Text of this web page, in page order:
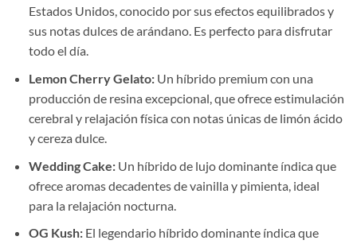
Estados Unidos, conocido por sus efectos equilibrados y
sus notas dulces de arándano. Es perfecto para disfrutar
todo el día.
Lemon Cherry Gelato:Un híbrido premium con una
producción de resina excepcional, que ofrece estimulación
cerebral y relajación física con notas únicas de limón ácido
y cereza dulce.
Wedding Cake:Un híbrido de lujo dominante índica que
ofrece aromas decadentes de vainilla y pimienta, ideal
para la relajación nocturna.
OG Kush:El legendario híbrido dominante índica que